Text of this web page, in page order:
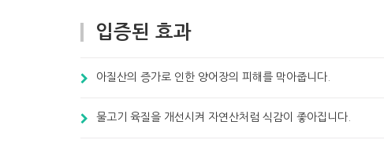
입증된 효과
아질산의 증가로 인한 양어장의 피해를 막아줍니다.
물고기 육질을 개선시켜 자연산처럼 식감이 좋아집니다.